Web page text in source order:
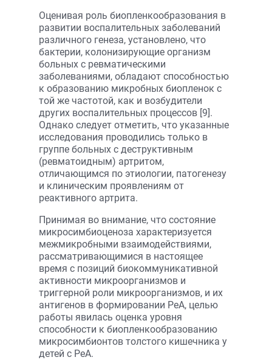
Оценивая роль биопленкообразования в
развитии воспалительных заболеваний
различного генеза, установлено, что
бактерии, колонизирующие организм
больных с ревматическими
заболеваниями, обладают способностью
к образованию микробных биопленок с
той же частотой, как и возбудители
других воспалительных процессов [9].
Однако следует отметить, что указанные
исследования проводились только в
группе больных с деструктивным
(ревматоидным) артритом,
отличающимся по этиологии, патогенезу
и клиническим проявлениям от
реактивного артрита.
Принимая во внимание, что состояние
микросимбиоценоза характеризуется
межмикробными взаимодействиями,
рассматривающимися в настоящее
время с позиций биокоммуникативной
активности микроорганизмов и
триггерной роли микроорганизмов, и их
антигенов в формировании РеА, целью
работы явилась оценка уровня
способности к биопленкообразованию
микросимбионтов толстого кишечника у
детей с РеА.